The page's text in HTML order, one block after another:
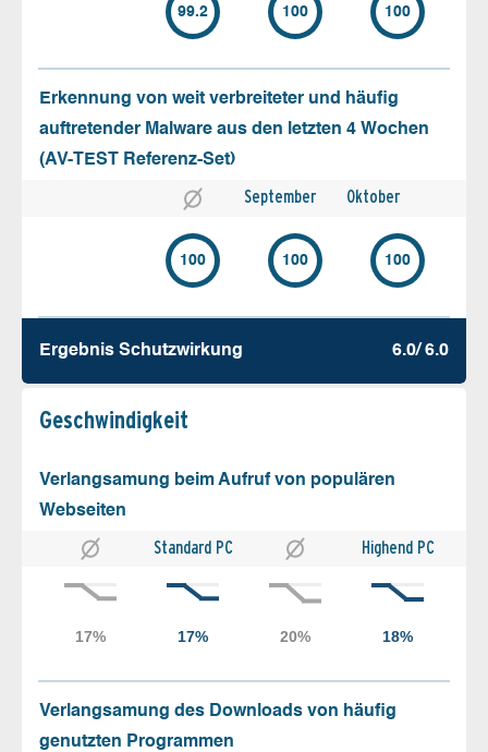
99.2 100 100
Erkennung von weit verbreiteter und häufig
auftretender Malware aus den letzten 4 Wochen
(AV-TEST Referenz-Set)
September Oktober
100 100 100
Ergebnis Schutz­wirkung 6.0/ 6.0
Geschw­indigkeit
Verlangsamung beim Aufruf von populären
Webseiten
Standard PC Highend PC
Verlangsamung des Downloads von häufig
genutzten Programmen